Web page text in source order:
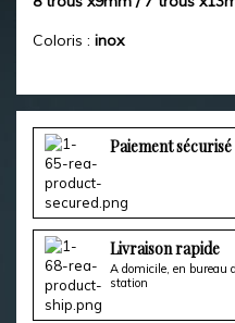
Coloris : inox
Paiement sécurisé
Livraison rapide
A domicile, en bureau
station